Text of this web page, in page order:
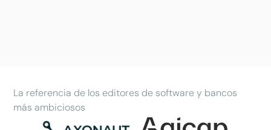
La referencia de los editores de software y bancos
más ambiciosos